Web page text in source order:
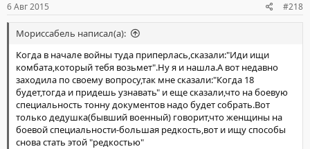
6 Авг 2015 #218
Мориссабель написал(а):
Когда в начале войны туда приперлась,сказали:"Иди ищи
комбата,который тебя возьмет".Ну я и нашла.А вот недавно
заходила по своему вопросу,так мне сказали:"Когда 18
будет,тогда и придешь узнавать" и еще сказали,что на боевую
специальность тонну документов надо будет собрать.Вот
только дедушка(бывший военный) говорит,что женщины на
боевой специальности-большая редкость,вот и ищу способы
снова стать этой "редкостью"